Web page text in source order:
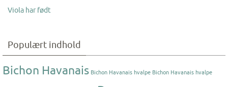
Viola har født
Populært indhold
Bichon Havanais Bichon Havanais hvalpe Bichon Havanais hvalpe